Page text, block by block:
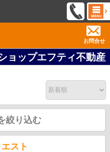
お問合せ
ョップエフティ不動産
絞り込む
スト